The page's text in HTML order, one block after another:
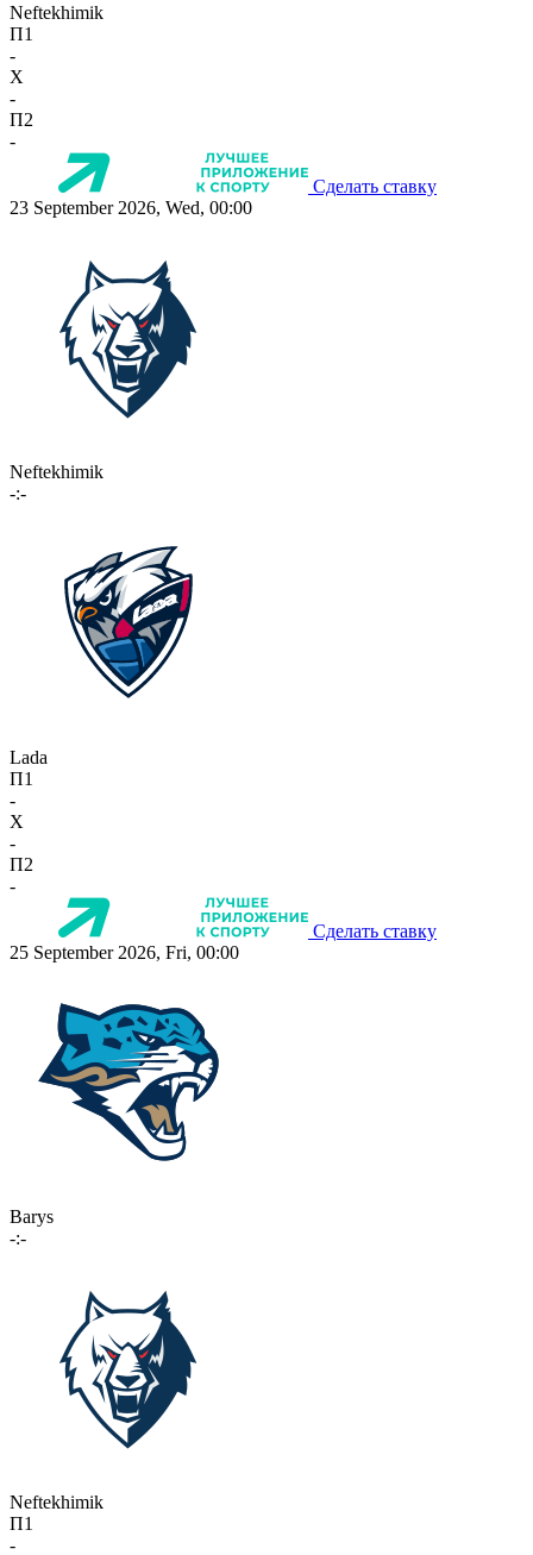
Neftekhimik
П1
-
X
-
П2
-
Сделать ставку
23 September 2026, Wed, 00:00
Neftekhimik
-:-
Lada
П1
-
X
-
П2
-
Сделать ставку
25 September 2026, Fri, 00:00
Barys
-:-
Neftekhimik
П1
-